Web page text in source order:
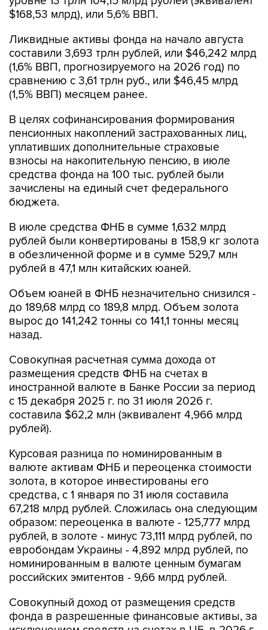
Ликвидные активы фонда на начало августа
(1,6% ВВП, прогнозируемого на 2026 год) по
сравнению с 3,61 трлн руб., или $46,45 млрд
(1,5% ВВП) месяцем ранее.
В целях софинансирования формирования
уплативших дополнительные страховые
взносы на накопительную пенсию, в июле
средства фонда на 100 тыс. рублей были
зачислены на единый счет федерального
бюджета.
В июле средства ФНБ в сумме 1,632 млрд
в обезличенной форме и в сумме 529,7 млн
рублей в 47,1 млн китайских юаней.
Объем юаней в ФНБ незначительно снизился -
вырос до 141,242 тонны со 141,1 тонны месяц
назад.
Совокупная расчетная сумма дохода от
иностранной валюте в Банке России за период
с 15 декабря 2025 г. по 31 июля 2026 г.
составила $62,2 млн (эквивалент 4,966 млрд
рублей).
Курсовая разница по номинированным в
золота, в которое инвестированы его
средства, с 1 января по 31 июля составила
67,218 млрд рублей. Сложилась она следующим
образом: переоценка в валюте - 125,777 млрд
рублей, в золоте - минус 73,111 млрд рублей, по
евробондам Украины - 4,892 млрд рублей, по
номинированным в валюте ценным бумагам
российских эмитентов - 9,66 млрд рублей.
Совокупный доход от размещения средств
исключением средств на счетах в ЦБ, в 2026 г.
составил 95,62 млрд руб. ($1,235 млрд).